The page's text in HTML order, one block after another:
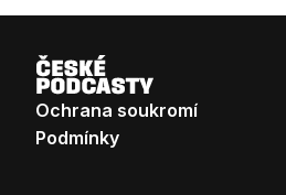
Ochrana soukromí
Podmínky